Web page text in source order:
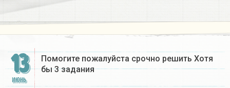
13
ИЮНЬ
Помогите пожалуйста срочно решить Хотя
бы 3 задания​